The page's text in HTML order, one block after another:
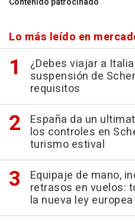
Lo más leído en
¿Debes viajar a
suspensión de
requisitos
España da un
los controles en
turismo estival
Equipaje de mano,
retrasos en vuelos:
la nueva ley